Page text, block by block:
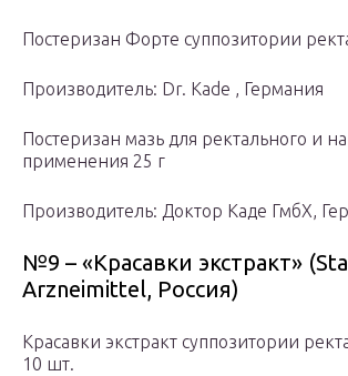
Постеризан Форте суппозитории
Производитель: Dr. Kade , Германия
Постеризан мазь для ректального и
применения 25 г
Производитель: Доктор Каде ГмбХ,
№9 – «Красавки экстракт»
Arzneimittel, Россия)
Красавки экстракт суппозитории
10 шт.